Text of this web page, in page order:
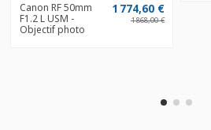
Canon RF 50mm
F1.2 L USM -
Objectif photo
1 774,60 €
1 868,00 €